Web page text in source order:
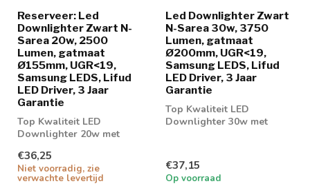
Reserveer: Led
Downlighter Zwart N-
Sarea 20w, 2500
Lumen, gatmaat
Ø155mm, UGR<19,
Samsung LEDS, Lifud
LED Driver, 3 Jaar
Garantie
Top Kwaliteit LED
Downlighter 20w met
LED Driver
€36,25
Niet voorradig, zie
verwachte levertijd
Led Downlighter Zwart
N-Sarea 30w, 3750
Lumen, gatmaat
Ø200mm, UGR<19,
Samsung LEDS, Lifud
LED Driver, 3 Jaar
Garantie
Top Kwaliteit LED
Downlighter 30w met
€37,15
Op voorraad